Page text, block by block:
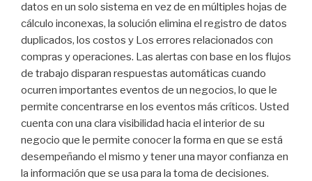
datos en un solo sistema en vez de en múltiples hojas de
cálculo inconexas, la solución elimina el registro de datos
duplicados, los costos y Los errores relacionados con
compras y operaciones. Las alertas con base en los flujos
de trabajo disparan respuestas automáticas cuando
ocurren importantes eventos de un negocios, lo que le
permite concentrarse en los eventos más críticos. Usted
cuenta con una clara visibilidad hacia el interior de su
negocio que le permite conocer la forma en que se está
desempeñando el mismo y tener una mayor confianza en
la información que se usa para la toma de decisiones.